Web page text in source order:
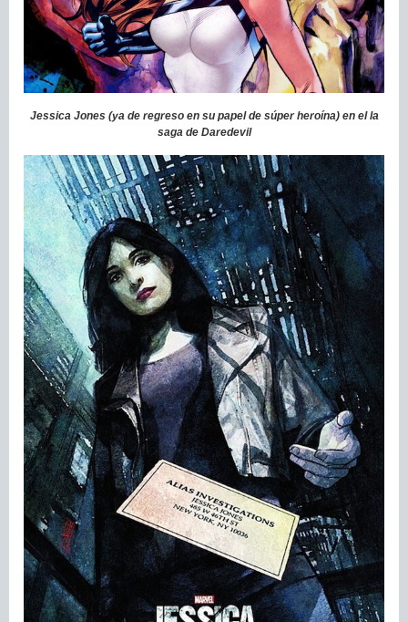
Jessica Jones (ya de regreso en su papel de súper heroína) en el la
saga de Daredevil